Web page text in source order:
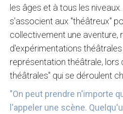
les âges et à tous les
s'associent aux "théâtreux"
collectivement une aventure,
d'expérimentations
représentation théâtrale, lors
théâtrales" qui se déroulent
"On peut prendre n'importe
l'appeler une scène.